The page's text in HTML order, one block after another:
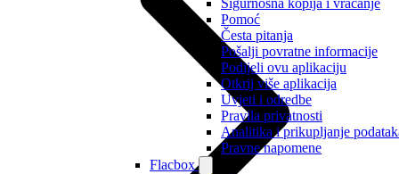
Sigurnosna kopija i vraćanje
Pomoć
Česta pitanja
Pošalji povratne informacije
Podijeli ovu aplikaciju
Otkrij više aplikacija
Uvjeti i odredbe
Pravila privatnosti
Analitika i prikupljanje
Pravne napomene
Flacbox